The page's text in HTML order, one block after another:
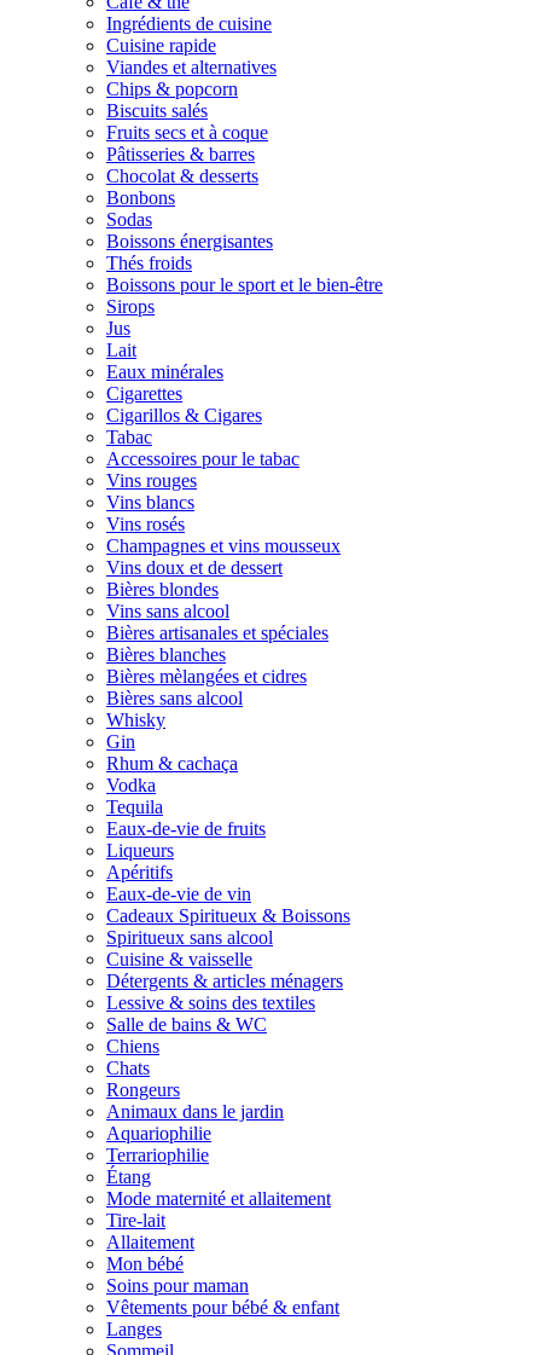
Ingrédients de cuisine
Cuisine rapide
Viandes et alternatives
Chips & popcorn
Biscuits salés
Fruits secs et à coque
Pâtisseries & barres
Chocolat & desserts
Bonbons
Sodas
Boissons énergisantes
Thés froids
Boissons pour le sport et le bien-être
Sirops
Jus
Lait
Eaux minérales
Cigarettes
Cigarillos & Cigares
Tabac
Accessoires pour le tabac
Vins rouges
Vins blancs
Vins rosés
Champagnes et vins mousseux
Vins doux et de dessert
Bières blondes
Vins sans alcool
Bières artisanales et spéciales
Bières blanches
Bières mèlangées et cidres
Bières sans alcool
Whisky
Gin
Rhum & cachaça
Vodka
Tequila
Eaux-de-vie de fruits
Liqueurs
Apéritifs
Eaux-de-vie de vin
Cadeaux Spiritueux & Boissons
Spiritueux sans alcool
Cuisine & vaisselle
Détergents & articles ménagers
Lessive & soins des textiles
Salle de bains & WC
Chiens
Chats
Rongeurs
Animaux dans le jardin
Aquariophilie
Terrariophilie
Étang
Mode maternité et allaitement
Tire-lait
Allaitement
Mon bébé
Soins pour maman
Vêtements pour bébé & enfant
Langes
Sommeil